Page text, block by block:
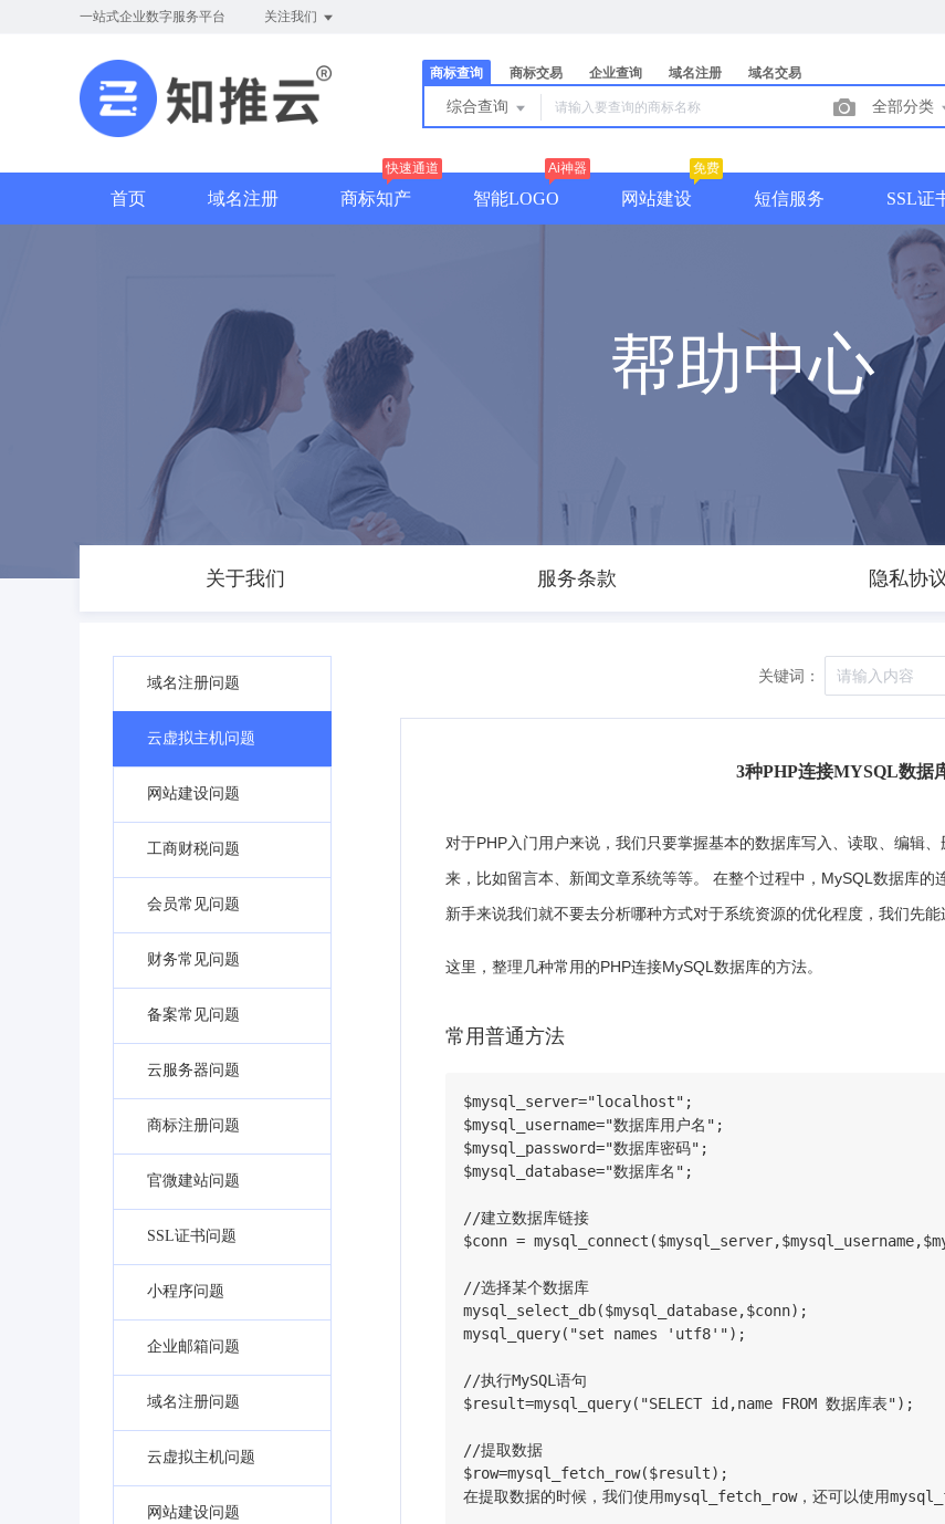
一站式企业数字服务平台 关注我们
商标查询 商标交易 企业查询 域名注册 域名交易
综合查询 全部分类
首页 域名注册 商标知产
快速通道
智能LOGO
Ai神器
网站建设
免费
短信服务 SSL证
帮助中心
关于我们 服务条款 隐私协议
域名注册问题
云虚拟主机问题
网站建设问题
工商财税问题
会员常见问题
财务常见问题
备案常见问题
云服务器问题
商标注册问题
官微建站问题
SSL证书问题
小程序问题
企业邮箱问题
域名注册问题
云虚拟主机问题
网站建设问题
关键词：
3种PHP连接MYSQL数据
对于PHP入门用户来说，我们只要掌握基本的数据库写入、读取、编辑
来，比如留言本、新闻文章系统等等。 在整个过程中，MySQL数据库
新手来说我们就不要去分析哪种方式对于系统资源的优化程度，我们先能
这里，整理几种常用的PHP连接MySQL数据库的方法。
常用普通方法
$mysql_server="localhost";
$mysql_username="数据库用户名";
$mysql_password="数据库密码";
$mysql_database="数据库名";
//建立数据库链接
$conn =
//选择某个数据库
mysql_select_db($mysql_database,$conn);
mysql_query("set names 'utf8'");
//执行MySQL语句
$result=mysql_query("SELECT id,name FROM 数据库表");
//提取数据
$row=mysql_fetch_row($result);
在提取数据的时候，我们使用mysql_fetch_row，还可以使用